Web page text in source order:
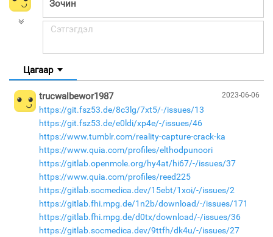
Цагаар
2023-06-06
trucwalbewor1987
https://git.fsz53.de/8c3lg/7xt5/-/issues/13
https://git.fsz53.de/e0ldi/xp4e/-/issues/46
https://www.tumblr.com/reality-capture-crack-ka
https://www.quia.com/profiles/elthodpunoori
https://gitlab.openmole.org/hy4at/hi67/-/issues/37
https://www.quia.com/profiles/reed225
https://gitlab.socmedica.dev/15ebt/1xoi/-/issues/2
https://gitlab.fhi.mpg.de/1n2b/download/-/issues/171
https://gitlab.fhi.mpg.de/d0tx/download/-/issues/36
https://gitlab.socmedica.dev/9ttfh/dk4u/-/issues/27